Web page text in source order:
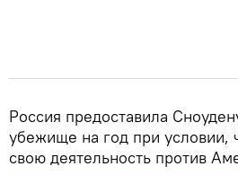
Россия предоставила
убежище на год при условии,
свою деятельность против